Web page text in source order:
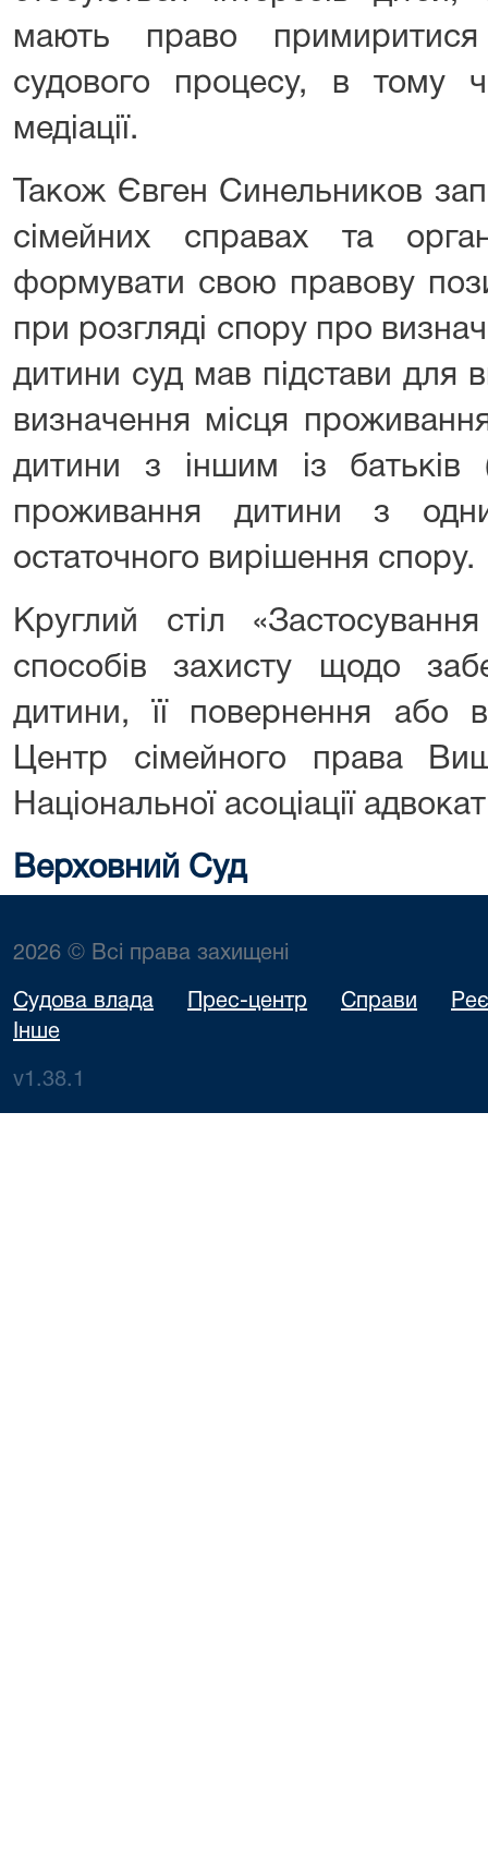
мають право примиритися
судового процесу, в тому
медіації.
Також Євген Синельников
сімейних справах та
формувати свою правову
при розгляді спору про
дитини суд мав підстави для
визначення місця
дитини з іншим із батьків
проживання дитини з
остаточного вирішення спору.
Круглий стіл
способів захисту щодо
дитини, її повернення або
Центр сімейного права
Національної асоціації
Верховний Суд
2026 © Всі права захищені
Судова влада Прес-центр Справи
Інше
v1.38.1